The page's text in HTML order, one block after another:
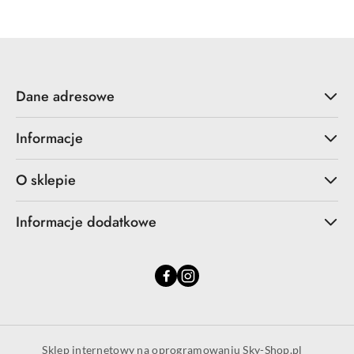
Dane adresowe
Informacje
O sklepie
Informacje dodatkowe
Sklep internetowy na oprogramowaniu Sky-Shop.pl